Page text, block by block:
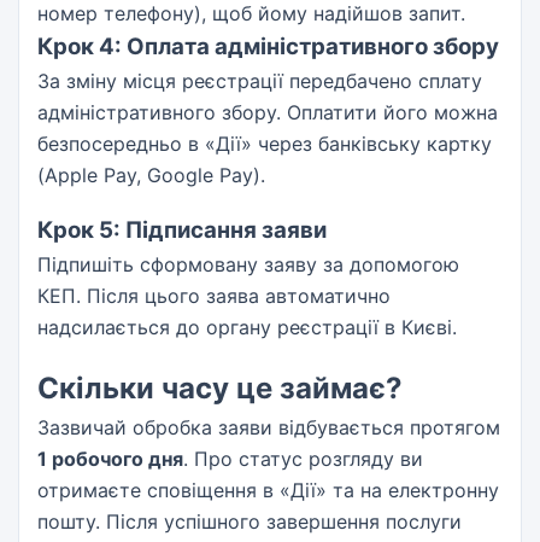
номер телефону), щоб йому надійшов запит.
Крок 4: Оплата адміністративного збору
За зміну місця реєстрації передбачено сплату
адміністративного збору. Оплатити його можна
безпосередньо в «Дії» через банківську картку
(Apple Pay, Google Pay).
Крок 5: Підписання заяви
Підпишіть сформовану заяву за допомогою
КЕП. Після цього заява автоматично
надсилається до органу реєстрації в Києві.
Скільки часу це займає?
Зазвичай обробка заяви відбувається протягом
1 робочого дня. Про статус розгляду ви
отримаєте сповіщення в «Дії» та на електронну
пошту. Після успішного завершення послуги